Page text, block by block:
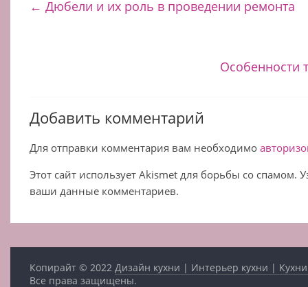
← Дюбели и их роль в проведении ремонта
Особенности
Добавить комментарий
Для отправки комментария вам необходимо
Этот сайт использует Akismet для борьбы со спамом.
ваши данные комментариев.
Копирайт © 2022Дизайн кухни | Интерьер кухни |
Все права защищены.